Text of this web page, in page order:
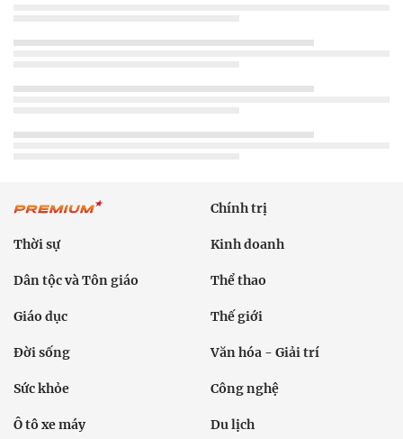
Chính trị
Thời sự Kinh doanh
Dân tộc và Tôn giáo Thể thao
Giáo dục Thế giới
Đời sống Văn hóa - Giải trí
Sức khỏe Công nghệ
Ô tô xe máy Du lịch